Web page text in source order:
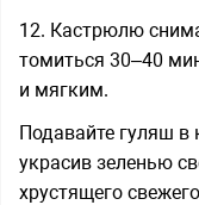
12. Кастрюлю
томиться 30–40
и мягким.
Подавайте гуляш в
украсив зеленью
хрустящего